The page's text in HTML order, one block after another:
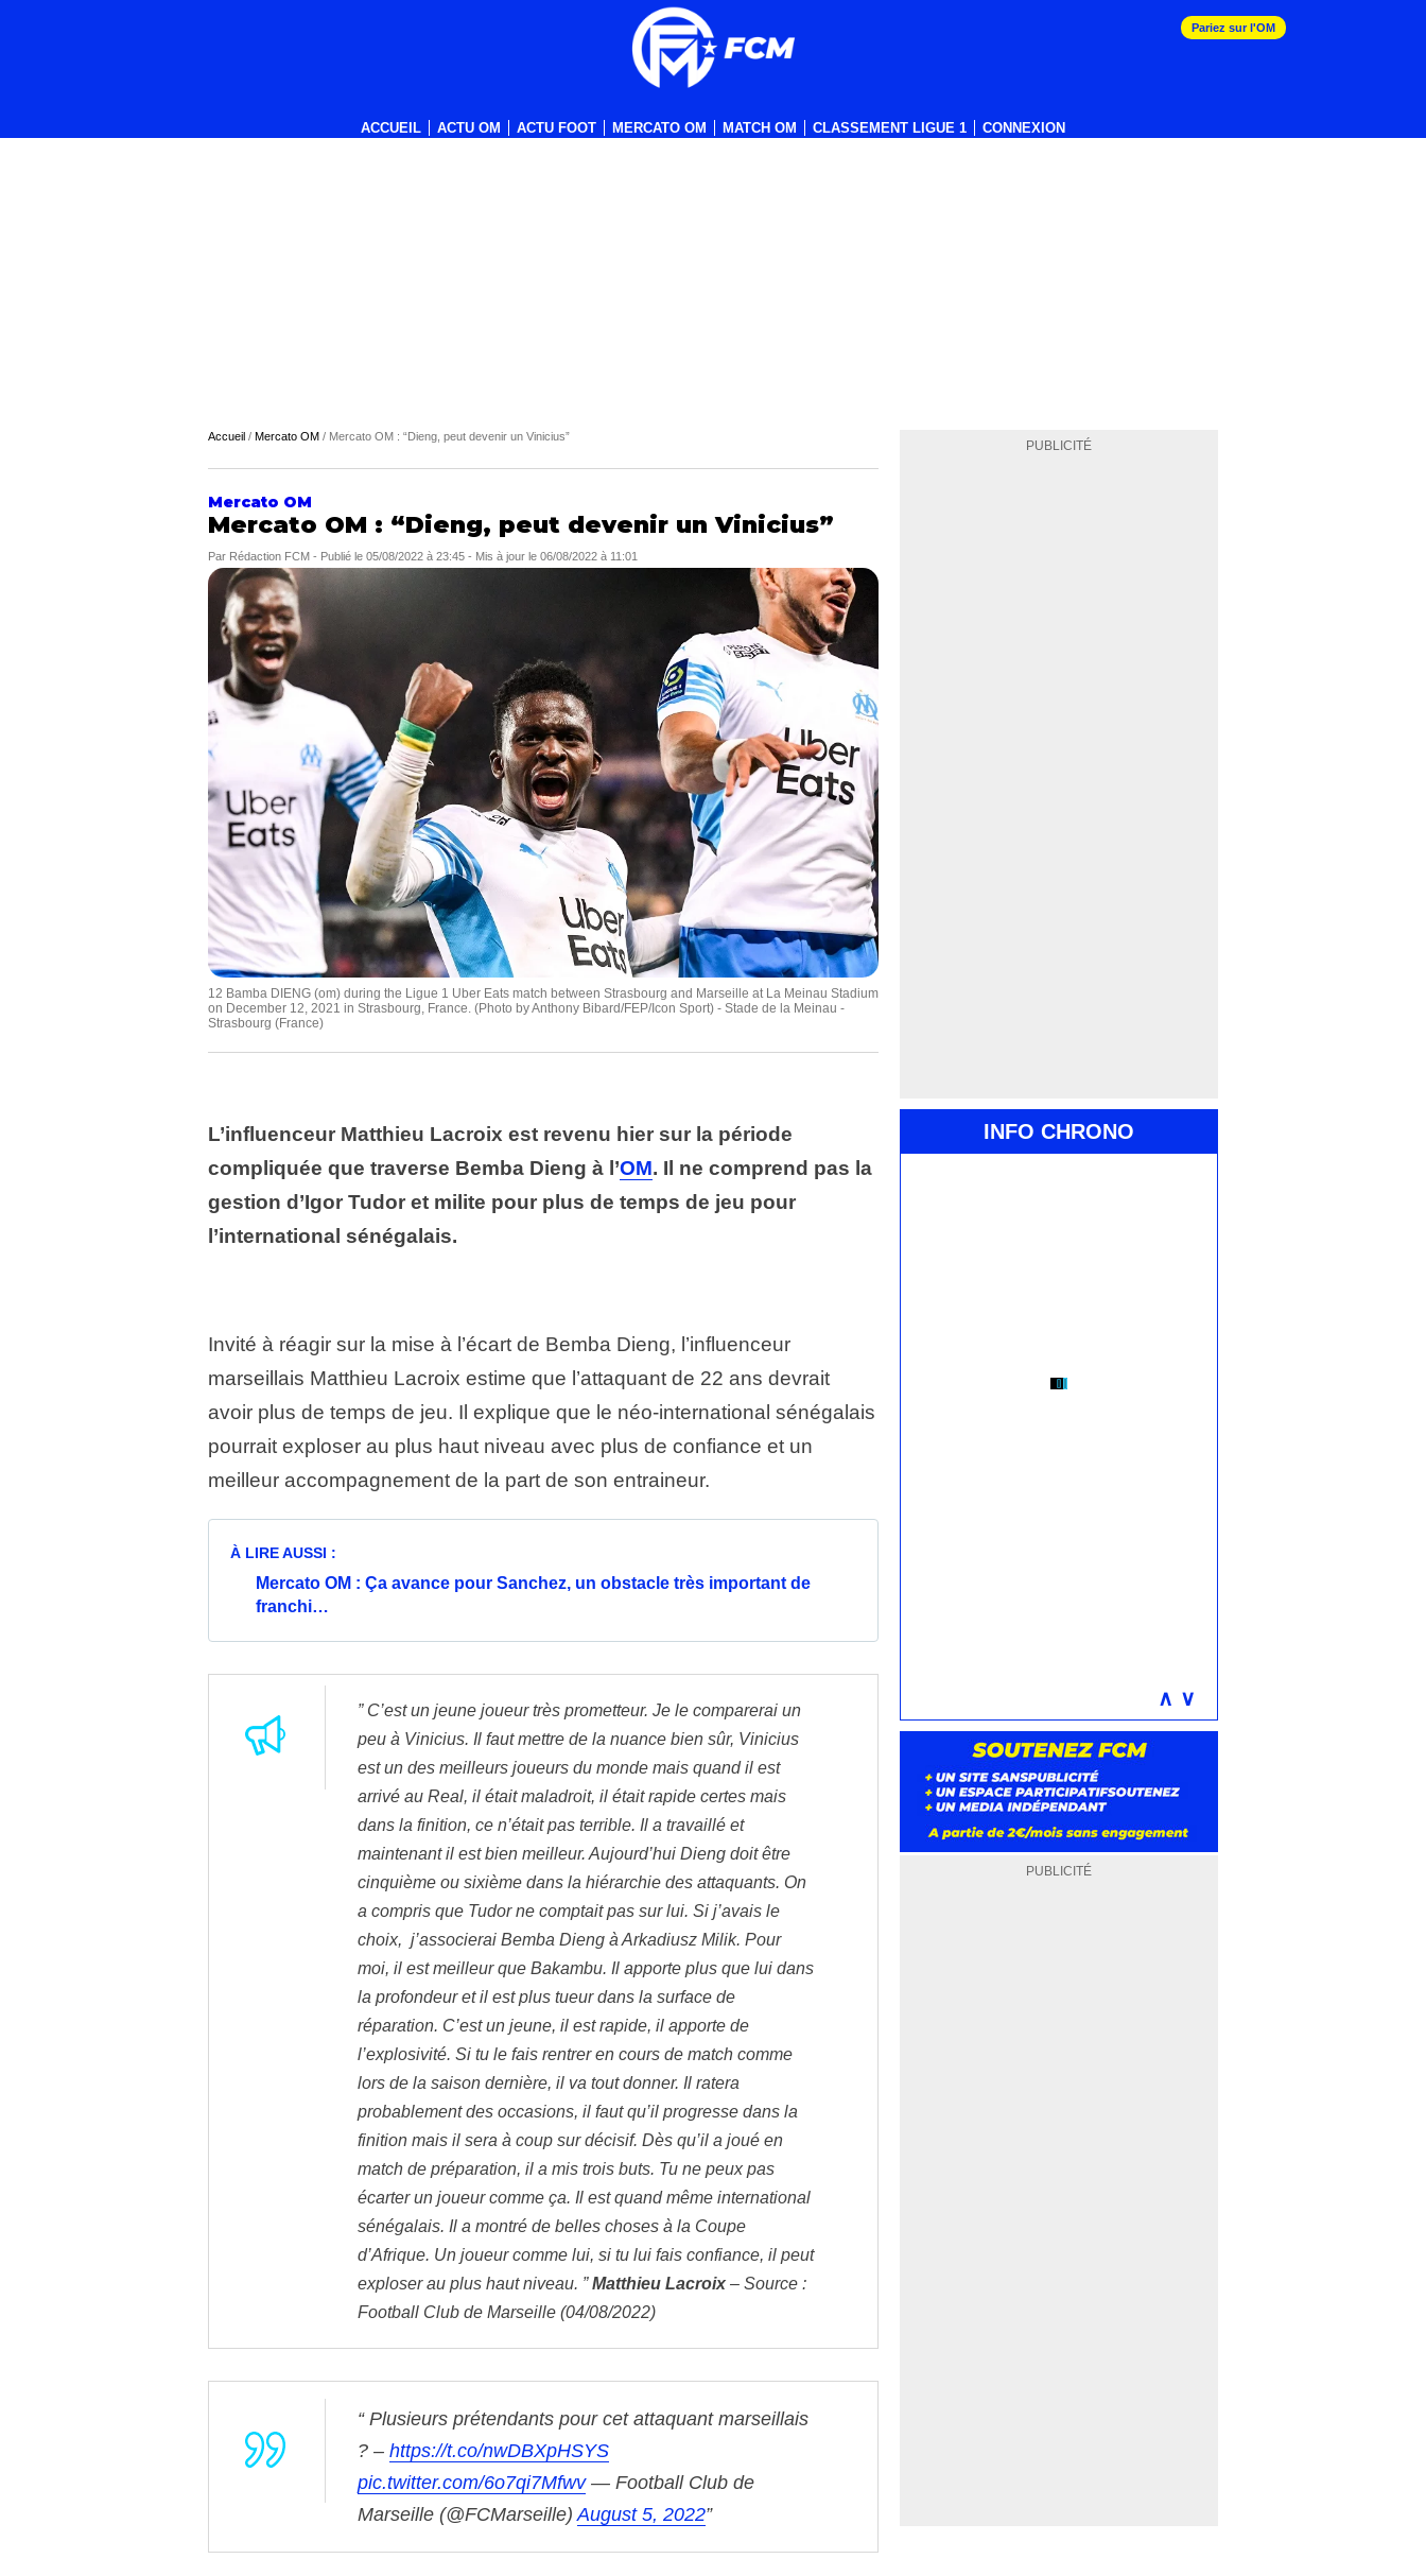
ACCUEIL ACTU OM ACTU FOOT MERCATO OM MATCH OM CLASSEMENT LIGUE 1 CONNEXION
Pariez sur l'OM
PUBLICITÉ
INFO CHRONO
∧ ∨
PUBLICITÉ
Accueil / Mercato OM / Mercato OM : “Dieng, peut devenir un Vinicius”
Mercato OM
Mercato OM : “Dieng, peut devenir un Vinicius”
Par Rédaction FCM - Publié le 05/08/2022 à 23:45 - Mis à jour le 06/08/2022 à 11:01
12 Bamba DIENG (om) during the Ligue 1 Uber Eats match between Strasbourg and Marseille at La Meinau Stadium
on December 12, 2021 in Strasbourg, France. (Photo by Anthony Bibard/FEP/Icon Sport) - Stade de la Meinau -
Strasbourg (France)
L’influenceur Matthieu Lacroix est revenu hier sur la période
compliquée que traverse Bemba Dieng à l’OM. Il ne comprend pas la
gestion d’Igor Tudor et milite pour plus de temps de jeu pour
l’international sénégalais.
Invité à réagir sur la mise à l’écart de Bemba Dieng, l’influenceur
marseillais Matthieu Lacroix estime que l’attaquant de 22 ans devrait
avoir plus de temps de jeu. Il explique que le néo-international sénégalais
pourrait exploser au plus haut niveau avec plus de confiance et un
meilleur accompagnement de la part de son entraineur.
À LIRE AUSSI :
Mercato OM : Ça avance pour Sanchez, un obstacle très important de
franchi…
” C’est un jeune joueur très prometteur. Je le comparerai un
peu à Vinicius. Il faut mettre de la nuance bien sûr, Vinicius
est un des meilleurs joueurs du monde mais quand il est
arrivé au Real, il était maladroit, il était rapide certes mais
dans la finition, ce n’était pas terrible. Il a travaillé et
maintenant il est bien meilleur. Aujourd’hui Dieng doit être
cinquième ou sixième dans la hiérarchie des attaquants. On
a compris que Tudor ne comptait pas sur lui. Si j’avais le
choix, j’associerai Bemba Dieng à Arkadiusz Milik. Pour
moi, il est meilleur que Bakambu. Il apporte plus que lui dans
la profondeur et il est plus tueur dans la surface de
réparation. C’est un jeune, il est rapide, il apporte de
l’explosivité. Si tu le fais rentrer en cours de match comme
lors de la saison dernière, il va tout donner. Il ratera
probablement des occasions, il faut qu’il progresse dans la
finition mais il sera à coup sur décisif. Dès qu’il a joué en
match de préparation, il a mis trois buts. Tu ne peux pas
écarter un joueur comme ça. Il est quand même international
sénégalais. Il a montré de belles choses à la Coupe
d’Afrique. Un joueur comme lui, si tu lui fais confiance, il peut
exploser au plus haut niveau. ”Matthieu Lacroix – Source :
Football Club de Marseille (04/08/2022)
Plusieurs prétendants pour cet attaquant marseillais
? – https://t.co/nwDBXpHSYS
pic.twitter.com/6o7qi7Mfwv — Football Club de
Marseille (@FCMarseille) August 5, 2022